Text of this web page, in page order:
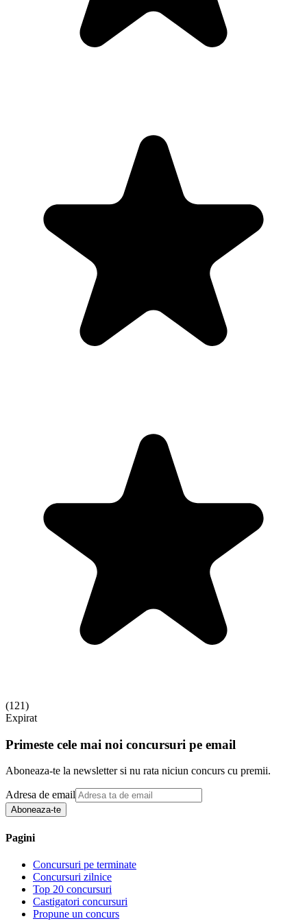
(121)
Expirat
Primeste cele mai noi concursuri pe email
Aboneaza-te la newsletter si nu rata niciun concurs cu premii.
Adresa de email
Aboneaza-te
Pagini
Concursuri pe terminate
Concursuri zilnice
Top 20 concursuri
Castigatori concursuri
Propune un concurs